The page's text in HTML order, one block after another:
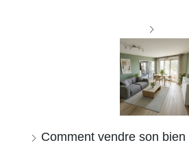
Comment vendre son